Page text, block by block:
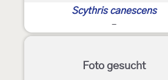
Scythris canescens
-
Foto gesucht